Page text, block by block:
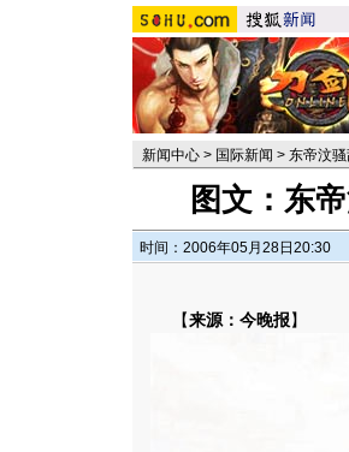
新闻中心 > 国际新闻 > 东帝汶
图文：东
时间：2006年05月28日20:30
【来源：今晚报】